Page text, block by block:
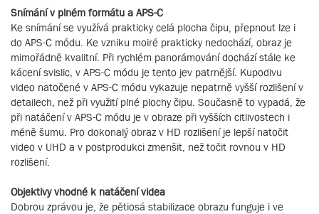
Snímání v plném formátu a APS-C
Ke snímání se využívá prakticky celá plocha čipu, přepnout lze i
do APS-C módu. Ke vzniku moiré prakticky nedochází, obraz je
mimořádně kvalitní. Při rychlém panorámování dochází stále ke
kácení svislic, v APS-C módu je tento jev patrnější. Kupodivu
video natočené v APS-C módu vykazuje nepatrně vyšší rozlišení v
detailech, než při využití plné plochy čipu. Současně to vypadá, že
při natáčení v APS-C módu je v obraze při vyšších citlivostech i
méně šumu. Pro dokonalý obraz v HD rozlišení je lepší natočit
video v UHD a v postprodukci zmenšit, než točit rovnou v HD
rozlišení.
Objektivy vhodné k natáčení videa
Dobrou zprávou je, že pětiosá stabilizace obrazu funguje i ve